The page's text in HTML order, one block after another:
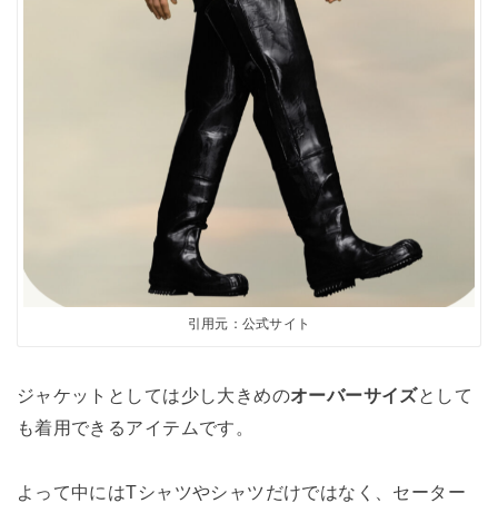
引用元：公式サイト
ジャケットとしては少し大きめのオーバーサイズとして
も着用できるアイテムです。
よって中にはTシャツやシャツだけではなく、セーター